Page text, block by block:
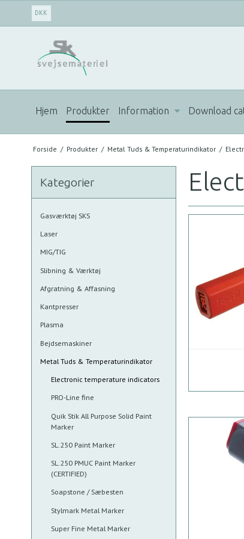
DKK
Hjem Produkter Information Download
Forside / Produkter / Metal Tuds & Temperaturindikator /
Kategorier
Gasværktøj SKS
Laser
MIG/TIG
Slibning & Værktøj
Afgratning & Affasning
Kantpresser
Plasma
Bejdsemaskiner
Metal Tuds & Temperaturindikator
Electronic temperature indicators
PRO-Line fine
Quik Stik All Purpose Solid Paint
Marker
SL.250 Paint Marker
SL.250 PMUC Paint Marker
(CERTIFIED)
Soapstone / Sæbesten
Stylmark Metal Marker
Super Fine Metal Marker